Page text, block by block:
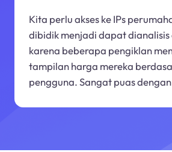
Kita perlu akses ke IPs
dibidik menjadi dapat
karena beberapa pengiklan
tampilan harga mereka
pengguna. Sangat puas